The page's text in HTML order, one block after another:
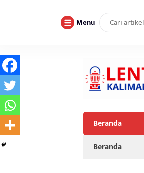
Menu
Beranda
Beranda